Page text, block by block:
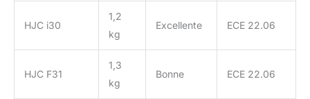
HJC i30
1,2
kg
Excellente ECE 22.06
HJC F31
1,3
kg
Bonne ECE 22.06